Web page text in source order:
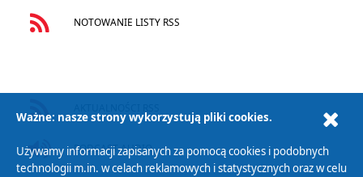
NOTOWANIE LISTY RSS
PODCAST AUDIO
Ważne: nasze strony wykorzystują pliki cookies.
Używamy informacji zapisanych za pomocą cookies i podobnych
technologii m.in. w celach reklamowych i statystycznych oraz w celu